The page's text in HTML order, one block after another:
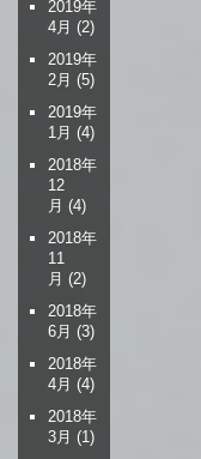
2019年
4月 (2)
2019年
2月 (5)
2019年
1月 (4)
2018年
12
月 (4)
2018年
11
月 (2)
2018年
6月 (3)
2018年
4月 (4)
2018年
3月 (1)